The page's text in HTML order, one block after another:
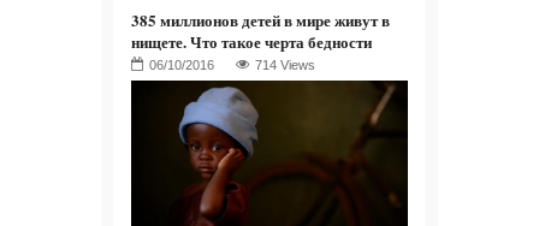
385 миллионов детей в мире живут в
нищете. Что такое черта бедности
714 Views